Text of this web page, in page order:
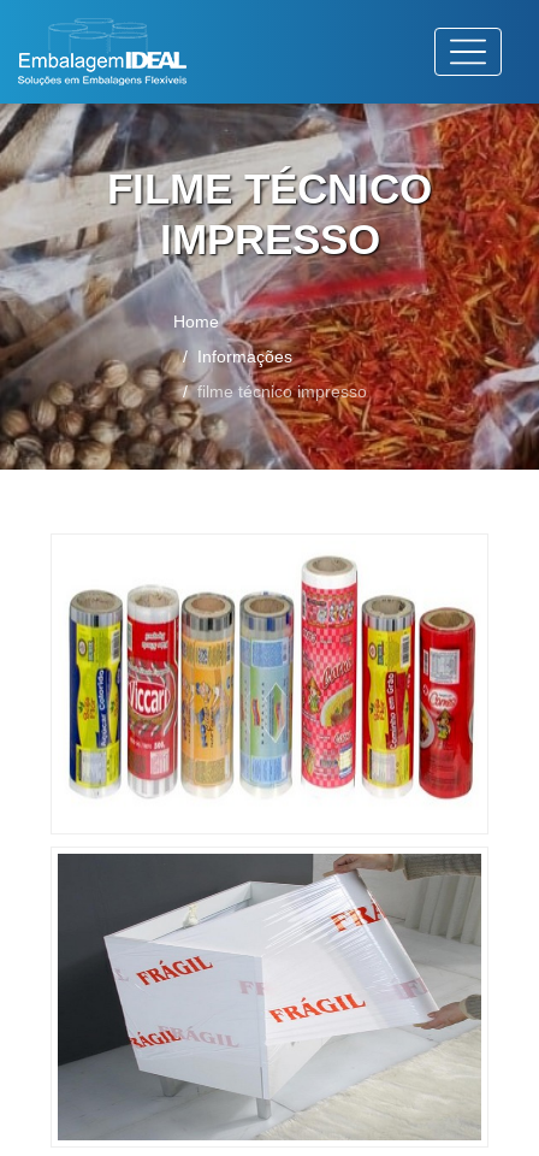
FILME TÉCNICO
IMPRESSO
Home
Informações
filme técnico impresso